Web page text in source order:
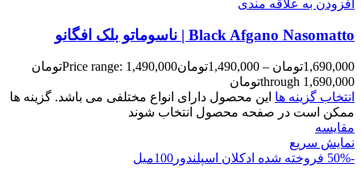
افزودن به علاقه مندی
Black Afgano Nasomatto | ناسوماتو بلک افگانو
1,690,000تومان –
1,490,000تومان
Price range: 1,490,000تومان
through 1,690,000تومان
انتخاب گزینه ها این محصول دارای انواع مختلفی می باشد. گزینه ها
ممکن است در صفحه محصول انتخاب شوند
مقايسه
نمایش سریع
-50%
فروخته شده ادکلان اسپلندور100میل